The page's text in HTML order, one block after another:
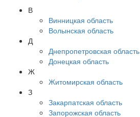
В
Винницкая область
Волынская область
Д
Днепропетровская область
Донецкая область
Ж
Житомирская область
З
Закарпатская область
Запорожская область